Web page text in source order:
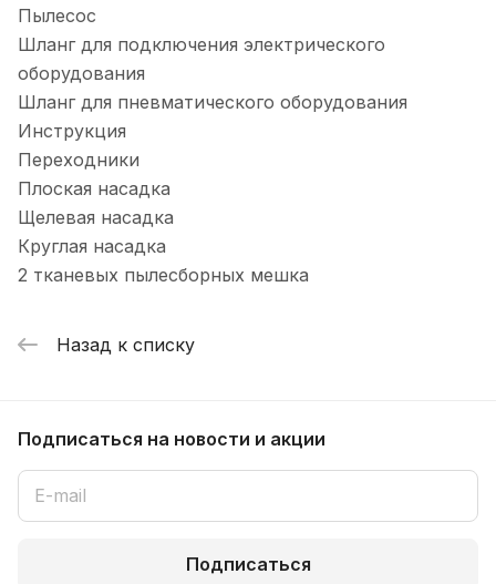
Пылесос
Шланг для подключения электрического
оборудования
Шланг для пневматического оборудования
Инструкция
Переходники
Плоская насадка
Щелевая насадка
Круглая насадка
2 тканевых пылесборных мешка
Назад к списку
Подписаться на новости и акции
Подписаться